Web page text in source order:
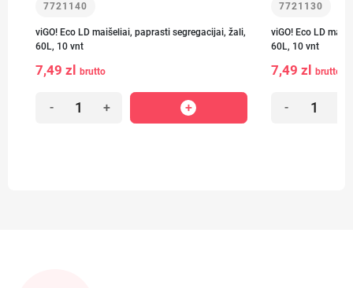
7721140
viGO! Eco LD maišeliai, paprasti segregacijai, žali,
60L, 10 vnt
7,49 zl brutto
- +
7721130
viGO! Eco LD
60L, 10 vnt
7,49 zl brutto
-